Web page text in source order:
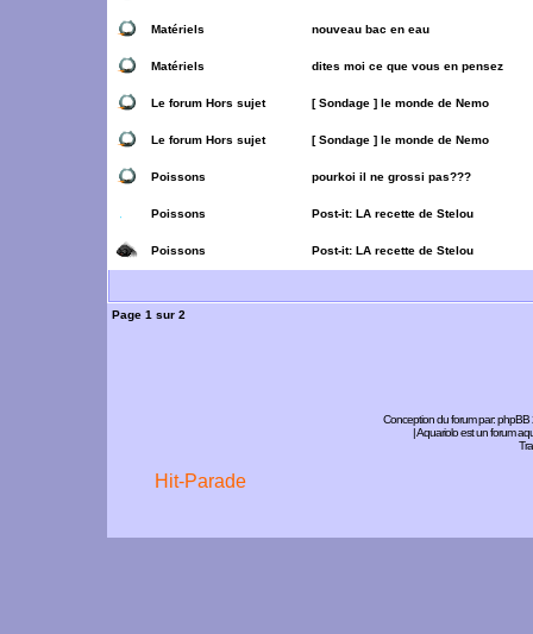
Matériels nouveau bac en eau
Matériels dites moi ce que vous en pensez
Le forum Hors sujet [ Sondage ] le monde de Nemo
Le forum Hors sujet [ Sondage ] le monde de Nemo
Poissons pourkoi il ne grossi pas???
Poissons Post-it: LA recette de Stelou
Poissons Post-it: LA recette de Stelou
Page 1 sur 2
Conception du forum par:phpBB
| Aquariolo est un forum